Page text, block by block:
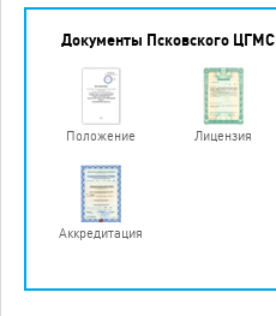
Документы Псковского ЦГМС
Положение Лицензия
Аккредитация